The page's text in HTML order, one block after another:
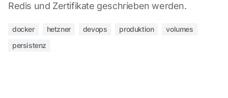
Redis und Zertifikate geschrieben werden.
docker hetzner devops produktion
volumes
persistenz